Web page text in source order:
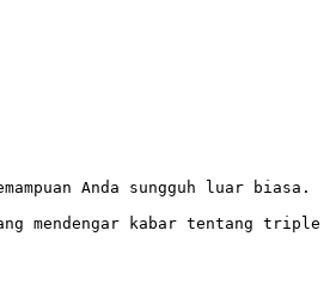
Anda sungguh luar biasa.
mendengar kabar tentang